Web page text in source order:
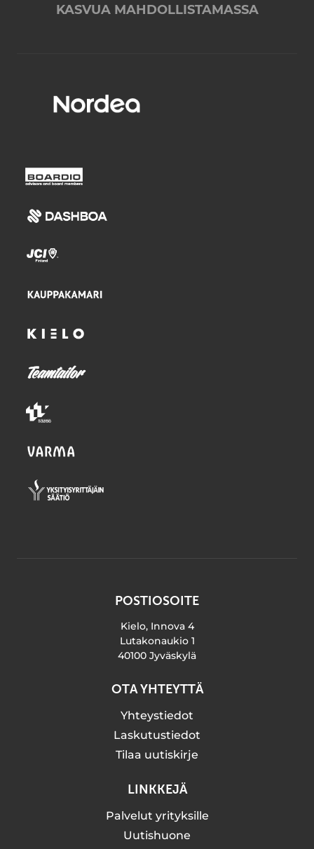
KASVUA MAHDOLLISTAMASSA
POSTIOSOITE
Kielo, Innova 4
Lutakonaukio 1
40100 Jyväskylä
OTA YHTEYTTÄ
Yhteystiedot
Laskutustiedot
Tilaa uutiskirje
LINKKEJÄ
Palvelut yrityksille
Uutishuone